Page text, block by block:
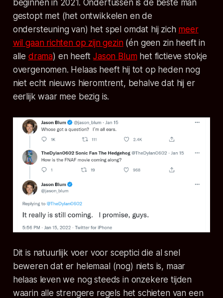
beginnen in 2021. Ondertussen is de beste man
gestopt met (het ontwikkelen en de
ondersteuning van) het spel omdat hij zich meer
wil gaan richten op zijn gezin(én geen zin heeft in
alle drama) en heeftJason Blumhet fictieve stokje
overgenomen. Helaas heeft hij tot op heden nog
niet echt nieuws hieromtrent, behalve dat hij er
eerlijk waar mee bezig is.
Dit is natuurlijk voer voor sceptici die al snel
beweren dat er helemaal (nog) niets is, maar
helaas leven we nog steeds in onzekere tijden
waarin alle strengere regels het schieten van een